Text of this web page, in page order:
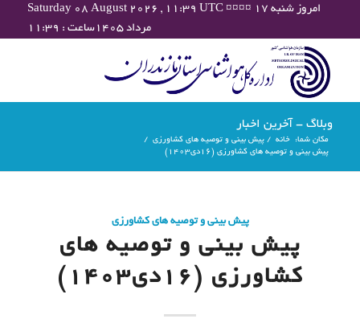
Saturday 08 August 2026 , 11:39 UTC ¤¤¤¤ امروز شنبه ۱۷
مرداد ۱۴۰۵ساعت : ۱۱:۳۹
وبلاگ - آخرین اخبار
مکان شما: خانه / پیش بینی و توصیه های کشاورزی /
پیش بینی و توصیه های کشاورزی (16دی۱۴۰۳)
پیش بینی و توصیه های کشاورزی
پیش بینی و توصیه های
کشاورزی (16دی۱۴۰۳)